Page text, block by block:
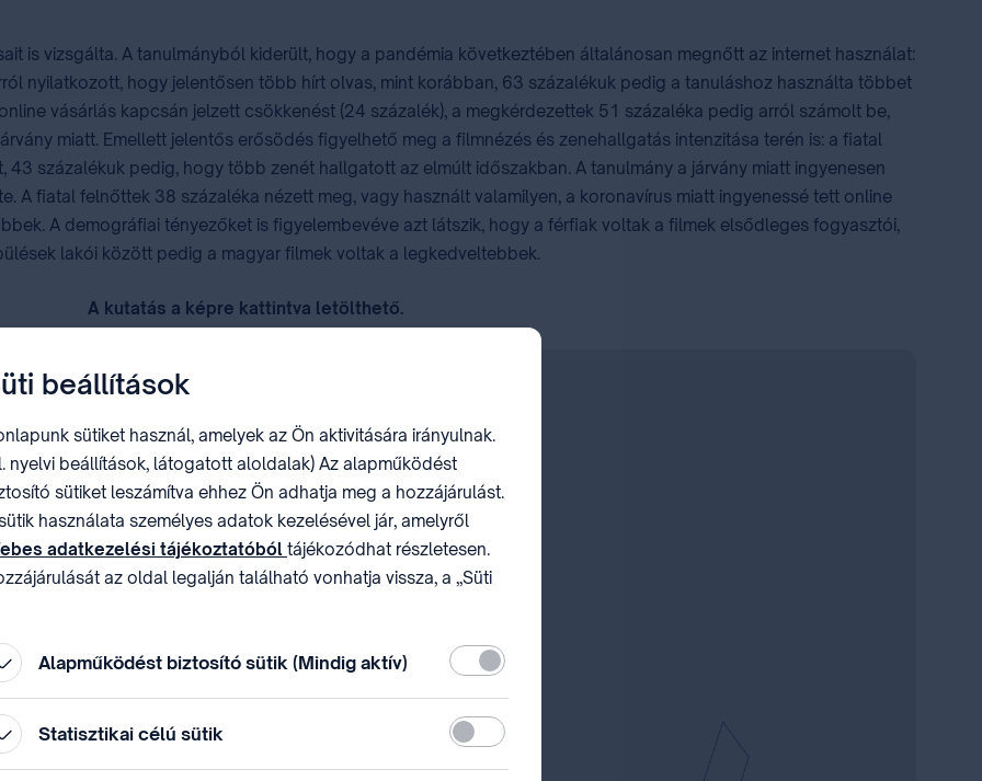
is vizsgálta. A tanulmányból kiderült, hogy a pandémia következtében általánosan megnőtt az internet használat:
nyilatkozott, hogy jelentősen több hírt olvas, mint korábban, 63 százalékuk pedig a tanuláshoz használta többet
vásárlás kapcsán jelzett csökkenést (24 százalék), a megkérdezettek 51 százaléka pedig arról számolt be,
miatt. Emellett jelentős erősödés figyelhető meg a filmnézés és zenehallgatás intenzitása terén is: a fiatal
százalékuk pedig, hogy több zenét hallgatott az elmúlt időszakban. A tanulmány a járvány miatt ingyenesen
A fiatal felnőttek 38 százaléka nézett meg, vagy használt valamilyen, a koronavírus miatt ingyenessé tett online
A demográfiai tényezőket is figyelembevéve azt látszik, hogy a férfiak voltak a filmek elsődleges fogyasztói,
lakói között pedig a magyar filmek voltak a legkedveltebbek.
A kutatás a képre kattintva letölthető.
beállítások
sütiket használ, amelyek az Ön aktivitására irányulnak.
nyelvi beállítások, látogatott aloldalak) Az alapműködést
sütiket leszámítva ehhez Ön adhatja meg a hozzájárulást.
használata személyes adatok kezelésével jár, amelyről
adatkezelési tájékoztatóból tájékozódhat részletesen.
az oldal legalján található vonhatja vissza, a „Süti
Alapműködést biztosító sütik (Mindig aktív) Kötelező
Statisztikai célú sütik Statisztikai